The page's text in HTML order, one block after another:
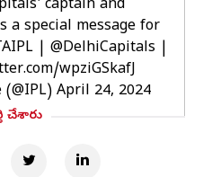
captain and
a special message for
@DelhiCapitals
wpziGSkafJ
April 24, 2024
చేశారు